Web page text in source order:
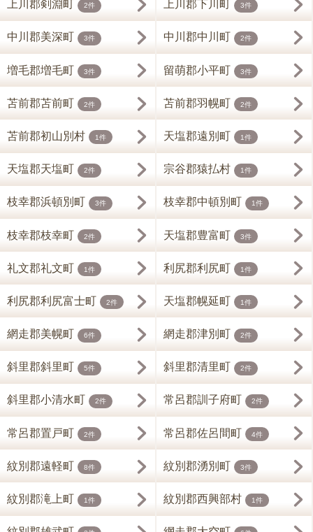
上川郡剣淵町 2件 上川郡下川町 3件
中川郡美深町 3件 中川郡中川町 2件
増毛郡増毛町 3件 留萌郡小平町 3件
苫前郡苫前町 2件 苫前郡羽幌町 2件
苫前郡初山別村 1件 天塩郡遠別町 1件
天塩郡天塩町 2件 宗谷郡猿払村 1件
枝幸郡浜頓別町 3件 枝幸郡中頓別町 1件
枝幸郡枝幸町 2件 天塩郡豊富町 3件
礼文郡礼文町 1件 利尻郡利尻町 1件
利尻郡利尻富士町 2件 天塩郡幌延町 1件
網走郡美幌町 6件 網走郡津別町 2件
斜里郡斜里町 5件 斜里郡清里町 2件
斜里郡小清水町 2件 常呂郡訓子府町 2件
常呂郡置戸町 2件 常呂郡佐呂間町 4件
紋別郡遠軽町 8件 紋別郡湧別町 3件
紋別郡滝上町 1件 紋別郡西興部村 1件